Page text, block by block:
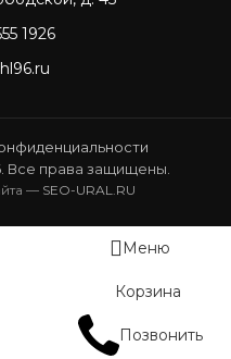
1926
Все права защищены.
— SEO-URAL.RU
Меню
Корзина
Позвонить